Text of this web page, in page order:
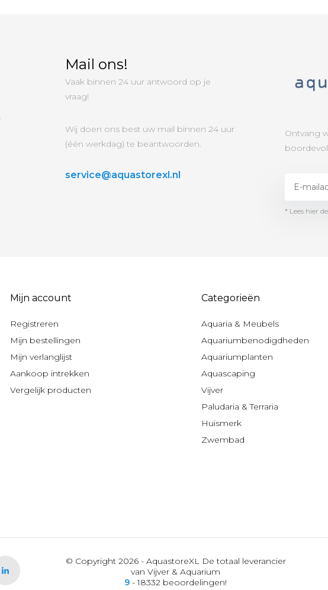
Mail ons!
Vaak binnen 24 uur antwoord op je
vraag!
Wij doen ons best uw mail binnen 24 uur
(één werkdag) te beantwoorden.
service@aquastorexl.nl
Ontvang
* Lees hier
Mijn account
Registreren
Mijn bestellingen
Mijn verlanglijst
Aankoop intrekken
Vergelijk producten
Categorieën
Aquaria & Meubels
Aquariumbenodigdheden
Aquariumplanten
Aquascaping
Vijver
Paludaria & Terraria
Huismerk
Zwembad
© Copyright 2026 - AquastoreXL De totaal leverancier
van Vijver & Aquarium
9 - 18332 beoordelingen!